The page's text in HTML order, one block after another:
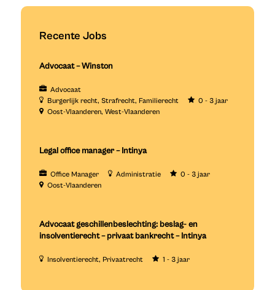
Recente Jobs
Advocaat – Winston
Advocaat
Burgerlijk recht Strafrecht Familierecht
0 - 3 jaar
Oost-Vlaanderen West-Vlaanderen
Legal office manager – Intinya
Office Manager Administratie
0 - 3 jaar
Oost-Vlaanderen
Advocaat geschillenbeslechting: beslag- en
insolventierecht – privaat bankrecht – Intinya
Insolventierecht Privaatrecht 1 - 3 jaar